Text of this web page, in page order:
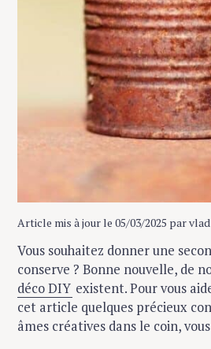
Article mis à jour le 05/03/2025 par vlad
Vous souhaitez donner une
conserve ? Bonne nouvelle, de
déco DIY existent. Pour vous
cet article quelques précieux
âmes créatives dans le coin,